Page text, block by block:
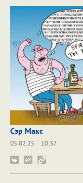
Сэр Макс
05.02.25
10:37